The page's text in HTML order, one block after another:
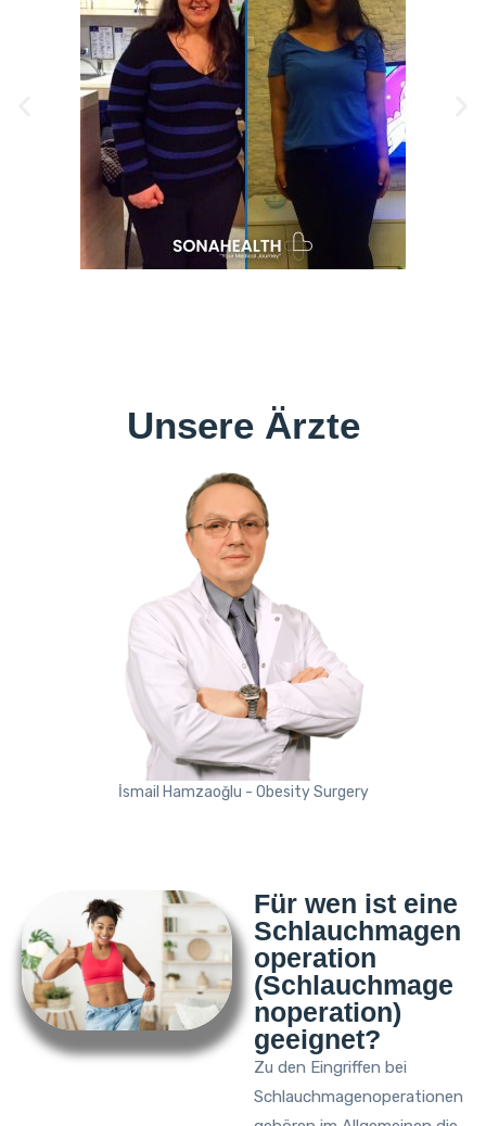
Unsere Ärzte
İsmail Hamzaoğlu - Obesity Surgery
Für wen ist eine
Schlauchmagen
operation
(Schlauchmage
noperation)
geeignet?
Zu den Eingriffen bei
Schlauchmagenoperationen